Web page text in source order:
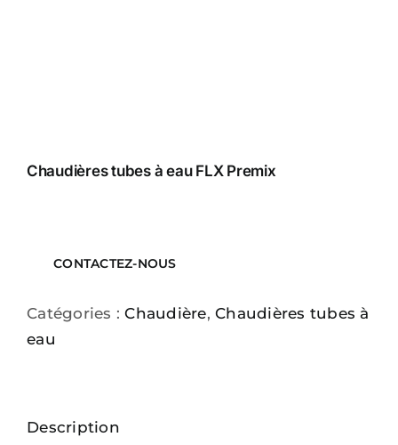
Chaudières tubes à eau FLX Premix
CONTACTEZ-NOUS
Catégories :Chaudière,Chaudières tubes à
eau
Description